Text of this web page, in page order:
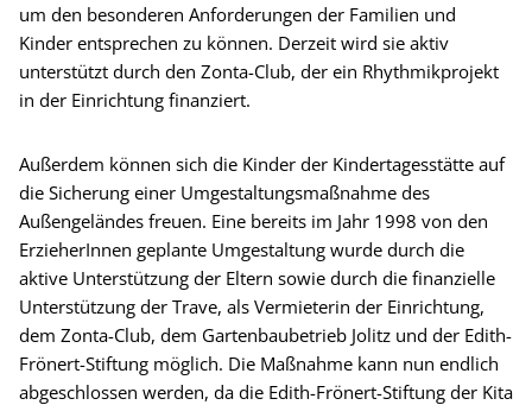
um den besonderen Anforderungen der Familien und
Kinder entsprechen zu können. Derzeit wird sie aktiv
unterstützt durch den Zonta-Club, der ein Rhythmikprojekt
in der Einrichtung finanziert.
Außerdem können sich die Kinder der Kindertagesstätte auf
die Sicherung einer Umgestaltungsmaßnahme des
Außengeländes freuen. Eine bereits im Jahr 1998 von den
ErzieherInnen geplante Umgestaltung wurde durch die
aktive Unterstützung der Eltern sowie durch die finanzielle
Unterstützung der Trave, als Vermieterin der Einrichtung,
dem Zonta-Club, dem Gartenbaubetrieb Jolitz und der Edith-
Frönert-Stiftung möglich. Die Maßnahme kann nun endlich
abgeschlossen werden, da die Edith-Frönert-Stiftung der Kita